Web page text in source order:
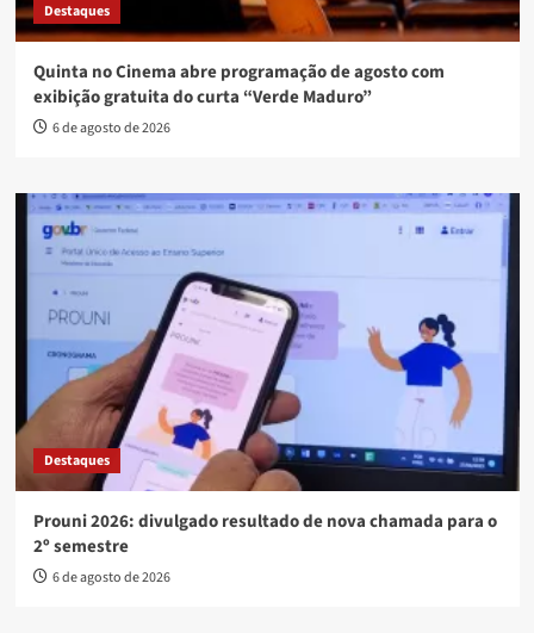
Destaques
Quinta no Cinema abre programação de agosto com
exibição gratuita do curta “Verde Maduro”
6 de agosto de 2026
Destaques
Prouni 2026: divulgado resultado de nova chamada para o
2º semestre
6 de agosto de 2026